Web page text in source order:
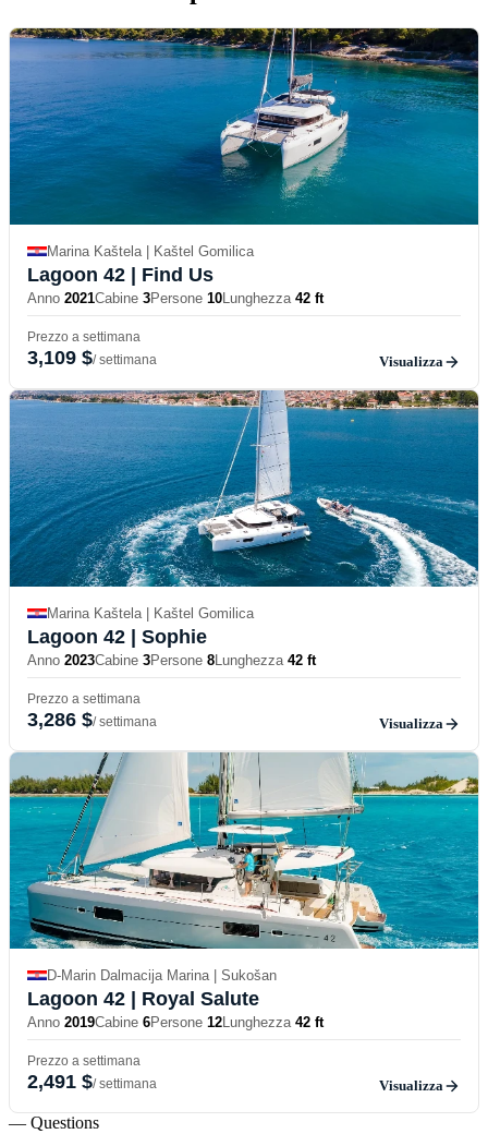
Marina Kaštela | Kaštel Gomilica
Lagoon 42 | Find Us
Anno 2021Cabine 3Persone 10Lunghezza 42 ft
Prezzo a settimana
3,109 $/ settimana Visualizza
Marina Kaštela | Kaštel Gomilica
Lagoon 42 | Sophie
Anno 2023Cabine 3Persone 8Lunghezza 42 ft
Prezzo a settimana
3,286 $/ settimana Visualizza
D-Marin Dalmacija Marina | Sukošan
Lagoon 42 | Royal Salute
Anno 2019Cabine 6Persone 12Lunghezza 42 ft
Prezzo a settimana
2,491 $/ settimana Visualizza
— Questions